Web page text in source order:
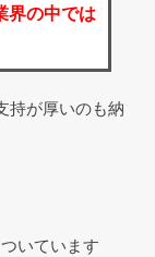
界の中では
持が厚いのも納
いています